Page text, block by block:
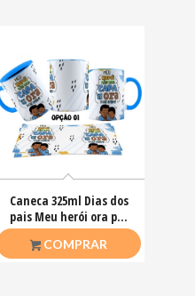
Caneca 325ml Dias dos
pais Meu herói ora por
mim Religiosas
COMPRAR